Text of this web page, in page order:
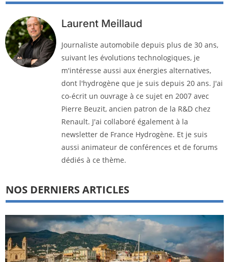
Laurent Meillaud
Journaliste automobile depuis plus de 30 ans,
suivant les évolutions technologiques, je
m'intéresse aussi aux énergies alternatives,
dont l'hydrogène que je suis depuis 20 ans. J'ai
co-écrit un ouvrage à ce sujet en 2007 avec
Pierre Beuzit, ancien patron de la R&D chez
Renault. J'ai collaboré également à la
newsletter de France Hydrogène. Et je suis
aussi animateur de conférences et de forums
dédiés à ce thème.
NOS DERNIERS ARTICLES